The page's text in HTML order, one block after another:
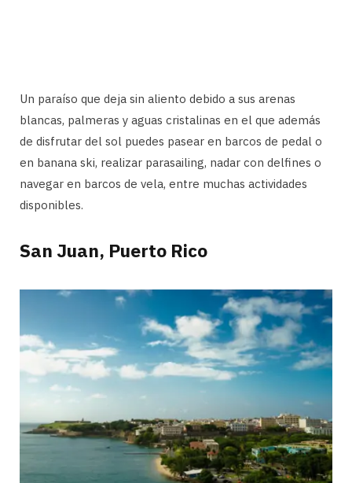
Un paraíso que deja sin aliento debido a sus arenas
blancas, palmeras y aguas cristalinas en el que además
de disfrutar del sol puedes pasear en barcos de pedal o
en banana ski, realizar parasailing, nadar con delfines o
navegar en barcos de vela, entre muchas actividades
disponibles.
San Juan, Puerto Rico